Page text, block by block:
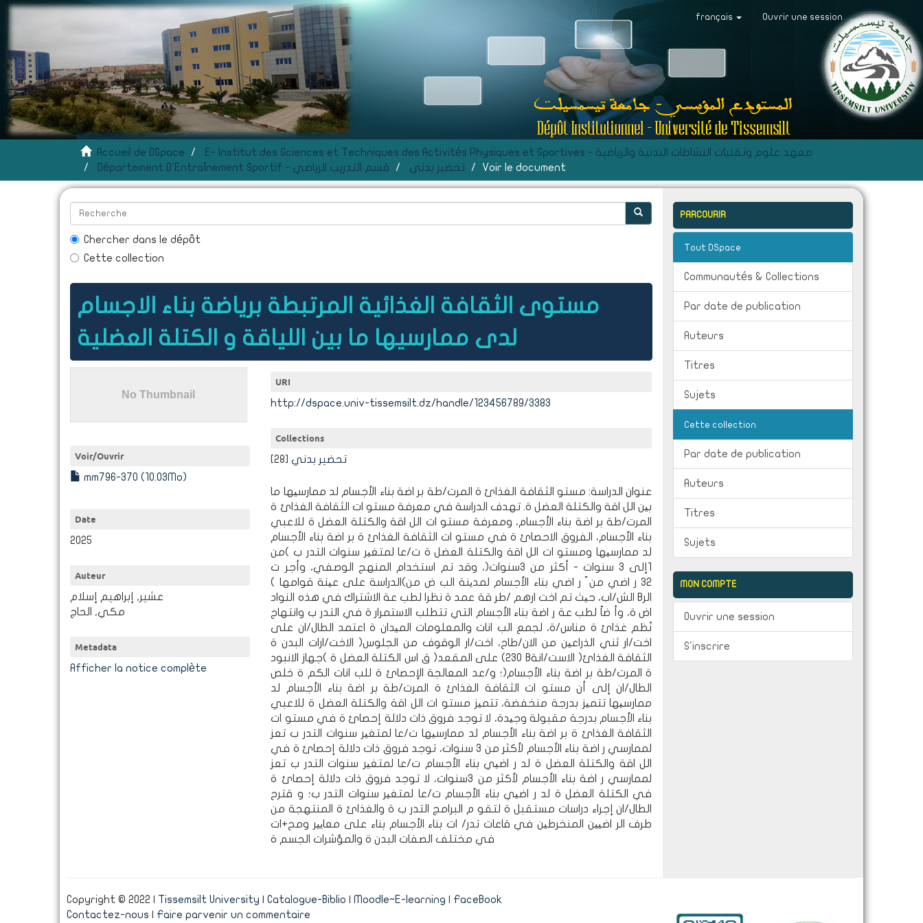
français Ouvrir une session
Accueil de DSpace
E- Institut des Sciences et Techniques des Activités Physiques et Sportives - معهد علوم وتقنيات النشاطات البدنية والرياضية
Département D'Entraînement Sportif - قسم التدريب الرياضي
تحضير بدني Voir le document
Chercher dans le dépôt
Cette collection
مستوى الثقافة الغذائية المرتبطة برياضة بناء الاجسام
لدى ممارسيها ما بين اللياقة و الكتلة العضلية
Voir/Ouvrir
mm796-370 (10.03Mo)
Date
2025
Auteur
عشير, إبراهيم إسلام
مكي, الحاج
Metadata
Afficher la notice complète
URI
http://dspace.univ-tissemsilt.dz/handle/123456789/3383
Collections
تحضير بدني[28]
عنوان الدراسة: مستو الثقافة الغذائ ة المرت/طة بر اضة بناء الأجسام لد ممارسیها ما
بین الل اقة والكتلة العضل ة. تهدف الدراسة في معرفة مستو ات الثقافة الغذائ ة
المرت/طة بر اضة بناء الأجسام، ومعرفة مستو ات الل اقة والكتلة العضل ة للاعبي
بناء الأجسام، الفروق الاحصائ ة في مستو ات الثقافة الغذائ ة بر اضة بناء الأجسام
لد ممارسیها ومستو ات الل اقة والكتلة العضل ة ت/عا لمتغیر سنوات التدر ب )من
1إلى 3 سنوات - أكثر من 3سنوات(، وقد تم استخدام المنهج الوصفي، وأجر ت
الدراسة على عینة قوامها )(32 ر اضي من ّ ر اضي بناء الأجسام لمدینة الب ض من
الش/اب، حیث تم اخت ارهم /طر قة عمد ة نظرا لطب عة الاشتراك في هذه النواد Bالر
اض ة، وأ ضاً لطب عة ر اضة بناء الأجسام التي تتطلب الاستمرار ة في التدر ب وانتهاج
نُظم غذائ ة مناس/ة، لجمع الب انات والمعلومات المیدان ة اعتمد الطال/ان على
الاخت/ارات البدن ة )اخت/ار ثني الذراعین من الان/طاح، اخت/ار الوقوف من الجلوس
على المقعد( ق اس الكتلة العضل ة )جهاز الانبود (230 Bالاست/انة )الثقافة الغذائ
ة المرت/طة بر اضة بناء الأجسام(؛ و/عد المعالجة الإحصائ ة للب انات الكم ة خلص
الطال/ان إلى أن مستو ات الثقافة الغذائ ة المرت/طة بر اضة بناء الأجسام لد
ممارسیها تتمیز بدرجة منخفضة، تتمیز مستو ات الل اقة والكتلة العضل ة للاعبي
بناء الأجسام بدرجة مقبولة وجیدة، لا توجد فروق ذات دلالة إحصائ ة في مستو ات
الثقافة الغذائ ة بر اضة بناء الأجسام لد ممارسیها ت/عا لمتغیر سنوات التدر ب تعز
لممارسي ر اضة بناء الأجسام لأكثر من 3 سنوات، توجد فروق ذات دلالة إحصائ ة في
الل اقة والكتلة العضل ة لد ر اضیي بناء الأجسام ت/عا لمتغیر سنوات التدر ب تعز
لممارسي ر اضة بناء الأجسام لأكثر من 3سنوات، لا توجد فروق ذات دلالة إحصائ ة
في الكتلة العضل ة لد ر اضیي بناء الأجسام ت/عا لمتغیر سنوات التدر ب؛ و قترح
الطال/ان إجراء دراسات مستقبل ة لتقو م البرامج التدر ب ة والغذائ ة المنتهجة من
طرف الر اضیین المنخرطین في قاعات تدر/ ات بناء الأجسام بناء على معاییر ومح+ات
في مختلف الصفات البدن ة والمؤشرات الجسم ة
PARCOURIR
Tout DSpace
Communautés & Collections
Par date de publication
Auteurs
Titres
Sujets
Cette collection
Par date de publication
Auteurs
Titres
Sujets
MON COMPTE
Ouvrir une session
S'inscrire
Copyright © 2022 | Tissemsilt University Catalogue-Biblio Moodle~E-learning
FaceBook
Contactez-nous
Faire parvenir un commentaire